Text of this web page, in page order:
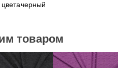
черный
товаром